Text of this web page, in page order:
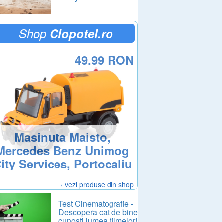
Shop Clopotel.ro
Masinuta Maisto,
Benz Unimog
Services, Portocaliu
49.99 RON
› vezi produse din shop
Test Cinematografie -
Descopera cat de bine